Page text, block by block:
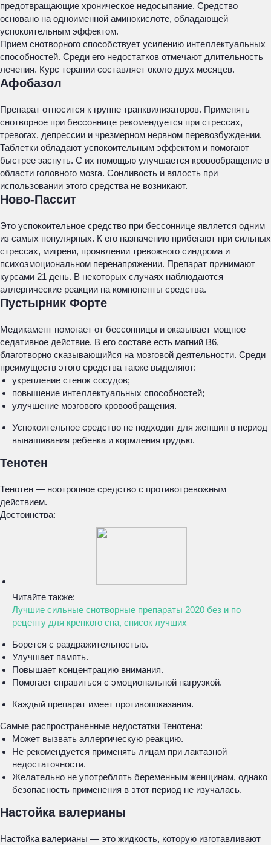
предотвращающие хроническое недосыпание. Средство
основано на одноименной аминокислоте, обладающей
успокоительным эффектом.
Прием снотворного способствует усилению интеллектуальных
способностей. Среди его недостатков отмечают длительность
лечения. Курс терапии составляет около двух месяцев.
Афобазол
Препарат относится к группе транквилизаторов. Применять
снотворное при бессоннице рекомендуется при стрессах,
тревогах, депрессии и чрезмерном нервном перевозбуждении.
Таблетки обладают успокоительным эффектом и помогают
быстрее заснуть. С их помощью улучшается кровообращение в
области головного мозга. Сонливость и вялость при
использовании этого средства не возникают.
Ново-Пассит
Это успокоительное средство при бессоннице является одним
из самых популярных. К его назначению прибегают при сильных
стрессах, мигрени, проявлении тревожного синдрома и
психоэмоциональном перенапряжении. Препарат принимают
курсами 21 день. В некоторых случаях наблюдаются
аллергические реакции на компоненты средства.
Пустырник Форте
Медикамент помогает от бессонницы и оказывает мощное
седативное действие. В его составе есть магний В6,
благотворно сказывающийся на мозговой деятельности. Среди
преимуществ этого средства также выделяют:
укрепление стенок сосудов;
повышение интеллектуальных способностей;
улучшение мозгового кровообращения.
Успокоительное средство не подходит для женщин в период
вынашивания ребенка и кормления грудью.
Тенотен
Тенотен — ноотропное средство с противотревожным
действием.
Достоинства:
Читайте также:
Лучшие сильные снотворные препараты 2020 без и по
рецепту для крепкого сна, список лучших
Борется с раздражительностью.
Улучшает память.
Повышает концентрацию внимания.
Помогает справиться с эмоциональной нагрузкой.
Каждый препарат имеет противопоказания.
Самые распространенные недостатки Тенотена:
Может вызвать аллергическую реакцию.
Не рекомендуется применять лицам при лактазной
недостаточности.
Желательно не употреблять беременным женщинам, однако
безопасность применения в этот период не изучалась.
Настойка валерианы
Настойка валерианы — это жидкость, которую изготавливают